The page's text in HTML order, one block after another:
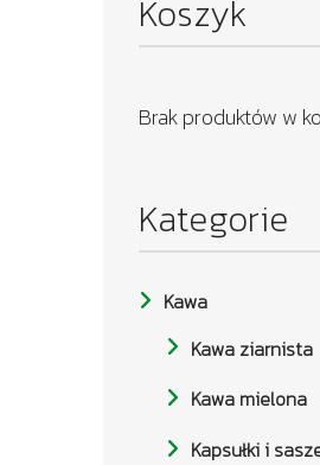
Koszyk
Brak produktów w
Kategorie
Kawa
Kawa ziarnista
Kawa mielona
Kapsułki i